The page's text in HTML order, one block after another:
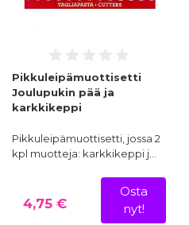
Pikkuleipämuottisetti
Joulupukin pää ja
karkkikeppi
Pikkuleipämuottisetti, jossa 2
kpl muotteja: karkkikeppi j…
4,75 €
Osta
nyt!